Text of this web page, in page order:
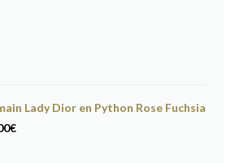
Lady Dior en Python Rose Fuchsia
€